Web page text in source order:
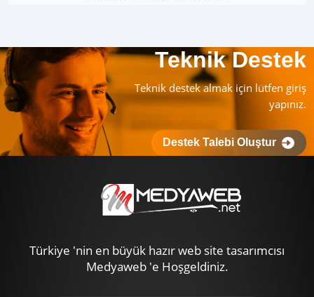
Teknik Destek
Teknik destek almak için lütfen giriş
yapınız.
Destek Talebi Oluştur
Türkiye 'nin en büyük hazır web site tasarımcısı
Medyaweb 'e Hoşgeldiniz.